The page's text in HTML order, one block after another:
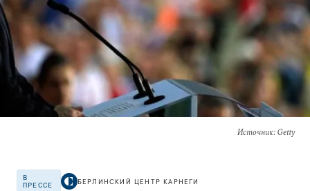
Источник: Getty
В
ПРЕССЕ
БЕРЛИНСКИЙ ЦЕНТР КАРНЕГИ